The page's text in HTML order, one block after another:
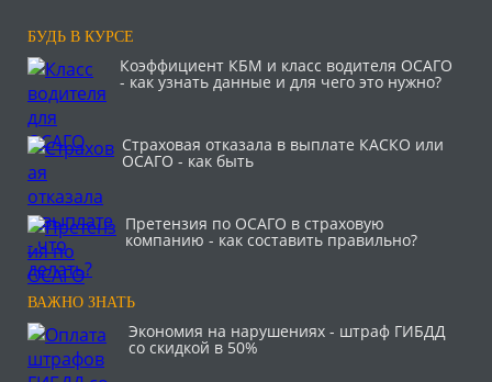
БУДЬ В КУРСЕ
Коэффициент КБМ и класс водителя ОСАГО
- как узнать данные и для чего это нужно?
Страховая отказала в выплате КАСКО или
ОСАГО - как быть
Претензия по ОСАГО в страховую
компанию - как составить правильно?
ВАЖНО ЗНАТЬ
Экономия на нарушениях - штраф ГИБДД
со скидкой в 50%